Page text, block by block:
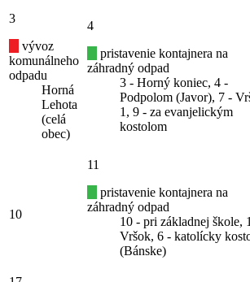
3
vývoz
komunálneho
odpadu
Horná
Lehota
(celá
obec)
4
pristavenie kontajnera na
záhradný odpad
3 - Horný koniec, 4 -
Podpolom (Javor), 7 -
1, 9 - za evanjelickým
kostolom
10
11
pristavenie kontajnera na
záhradný odpad
10 - pri základnej škole,
Vršok, 6 - katolícky
(Bánske)